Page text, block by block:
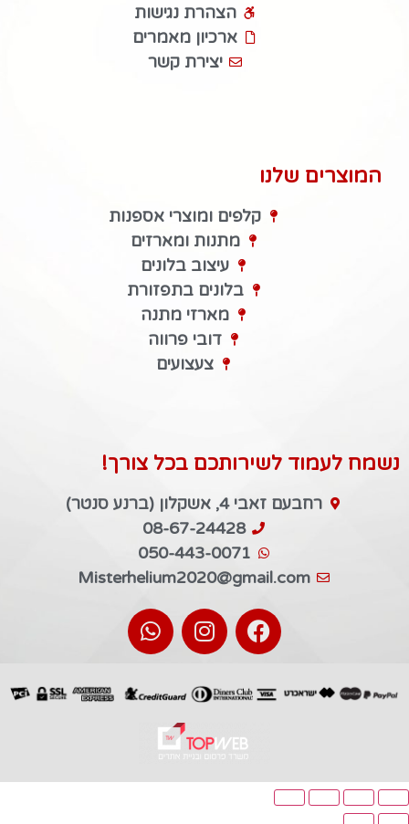
הצהרת נגישות
ארכיון מאמרים
יצירת קשר
המוצרים שלנו
קלפים ומוצרי אספנות
מתנות ומארזים
עיצוב בלונים
בלונים בתפזורת
מארזי מתנה
דובי פרווה
צעצועים
נשמח לעמוד לשירותכם בכל צורך!
רחבעם זאבי 4, אשקלון (ברנע סנטר)
08-67-24428
050-443-0071
Misterhelium2020@gmail.com